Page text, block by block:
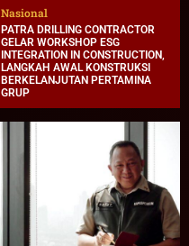
Nasional
PATRA DRILLING CONTRACTOR
GELAR WORKSHOP ESG
INTEGRATION IN CONSTRUCTION,
LANGKAH AWAL KONSTRUKSI
BERKELANJUTAN PERTAMINA
GRUP